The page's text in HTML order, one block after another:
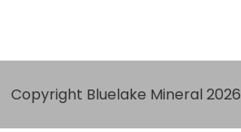
Copyright Bluelake Mineral 2026